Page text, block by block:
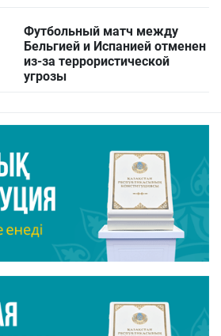
Футбольный матч между
Бельгией и Испанией отменен
из-за террористической
угрозы